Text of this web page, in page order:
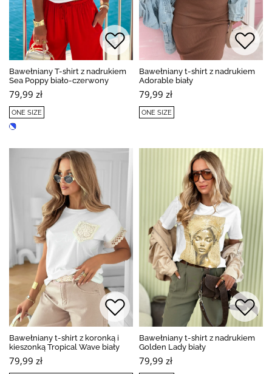
Bawełniany T-shirt z nadrukiem
Sea Poppy biało-czerwony
79,99 zł
ONE SIZE
Bawełniany t-shirt z nadrukiem
Adorable biały
79,99 zł
ONE SIZE
Bawełniany t-shirt z koronką i
kieszonką Tropical Wave biały
79,99 zł
Bawełniany t-shirt z nadrukiem
Golden Lady biały
79,99 zł